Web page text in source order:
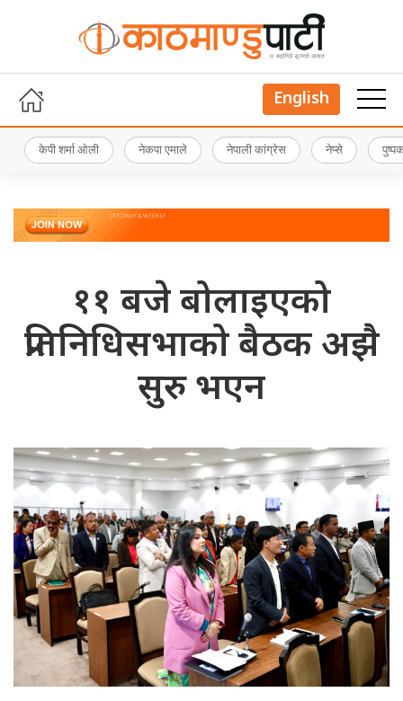
English
केपी शर्मा ओली नेकपा एमाले नेपाली कांग्रेस नेप्से
११ बजे बोलाइएको
प्रतिनिधिसभाको बैठक अझै
सुरु भएन